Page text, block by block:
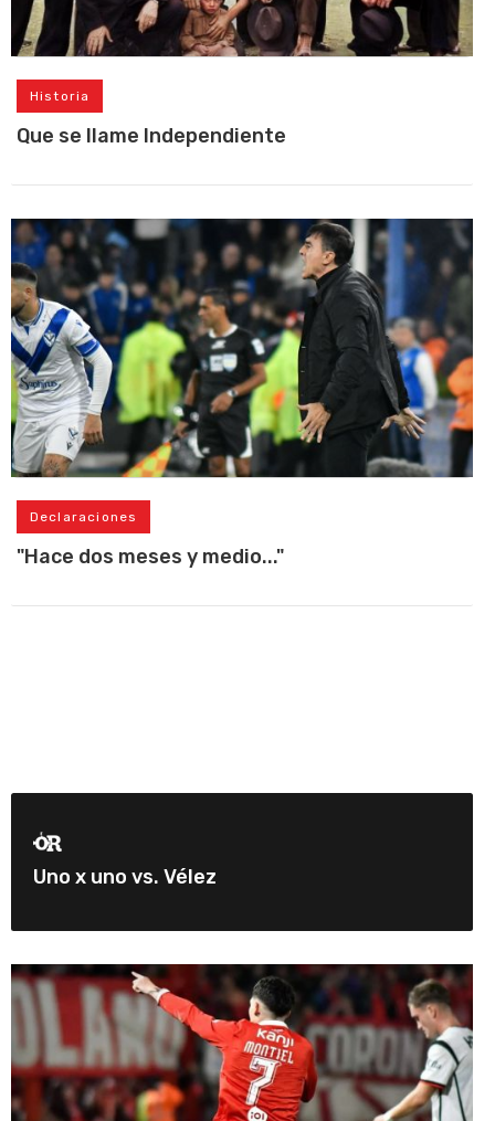
Historia
Que se llame Independiente
Declaraciones
"Hace dos meses y medio..."
Uno x uno vs. Vélez